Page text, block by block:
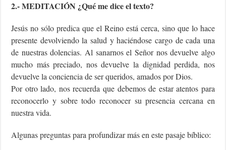
2.- MEDITACIÓN ¿Qué me dice el texto?
Jesús no sólo predica que el Reino está cerca, sino que lo hace
presente devolviendo la salud y haciéndose cargo de cada una
de nuestras dolencias. Al sanarnos el Señor nos devuelve algo
mucho más preciado, nos devuelve la dignidad perdida, nos
devuelve la conciencia de ser queridos, amados por Dios.
Por otro lado, nos recuerda que debemos de estar atentos para
reconocerlo y sobre todo reconocer su presencia cercana en
nuestra vida.
Algunas preguntas para profundizar más en este pasaje bíblico: